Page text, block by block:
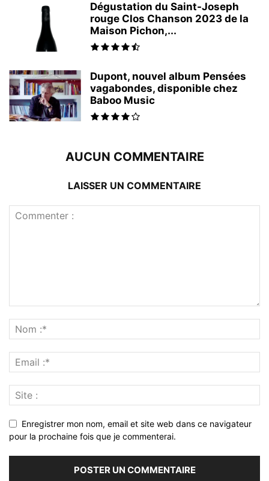
Dégustation du Saint-Joseph
rouge Clos Chanson 2023 de la
Maison Pichon,...
Dupont, nouvel album Pensées
vagabondes, disponible chez
Baboo Music
AUCUN COMMENTAIRE
LAISSER UN COMMENTAIRE
Enregistrer mon nom, email et site web dans ce navigateur
pour la prochaine fois que je commenterai.